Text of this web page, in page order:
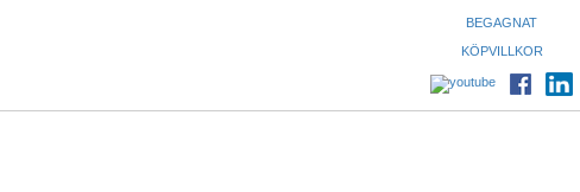
BEGAGNAT
KÖPVILLKOR